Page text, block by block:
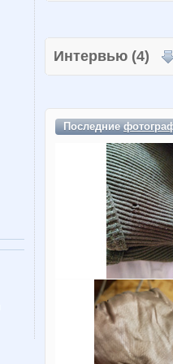
Интервью (4)
Последние